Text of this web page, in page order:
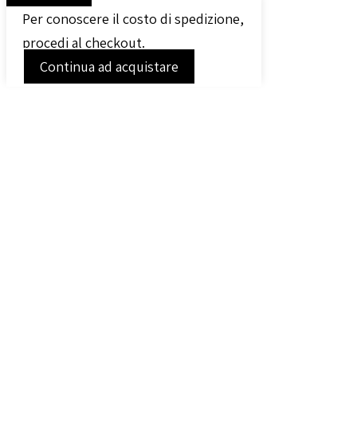
Per conoscere il costo di spedizione,
procedi al checkout.
Continua ad acquistare